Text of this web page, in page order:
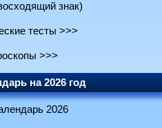
знак)
тесты >>>
>>>
на 2026 год
2026